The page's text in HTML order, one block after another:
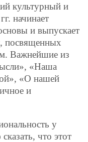
культурный и
начинает
и выпускает
посвященных
Важнейшие из
«Наша
«О нашей
и
у
что этот